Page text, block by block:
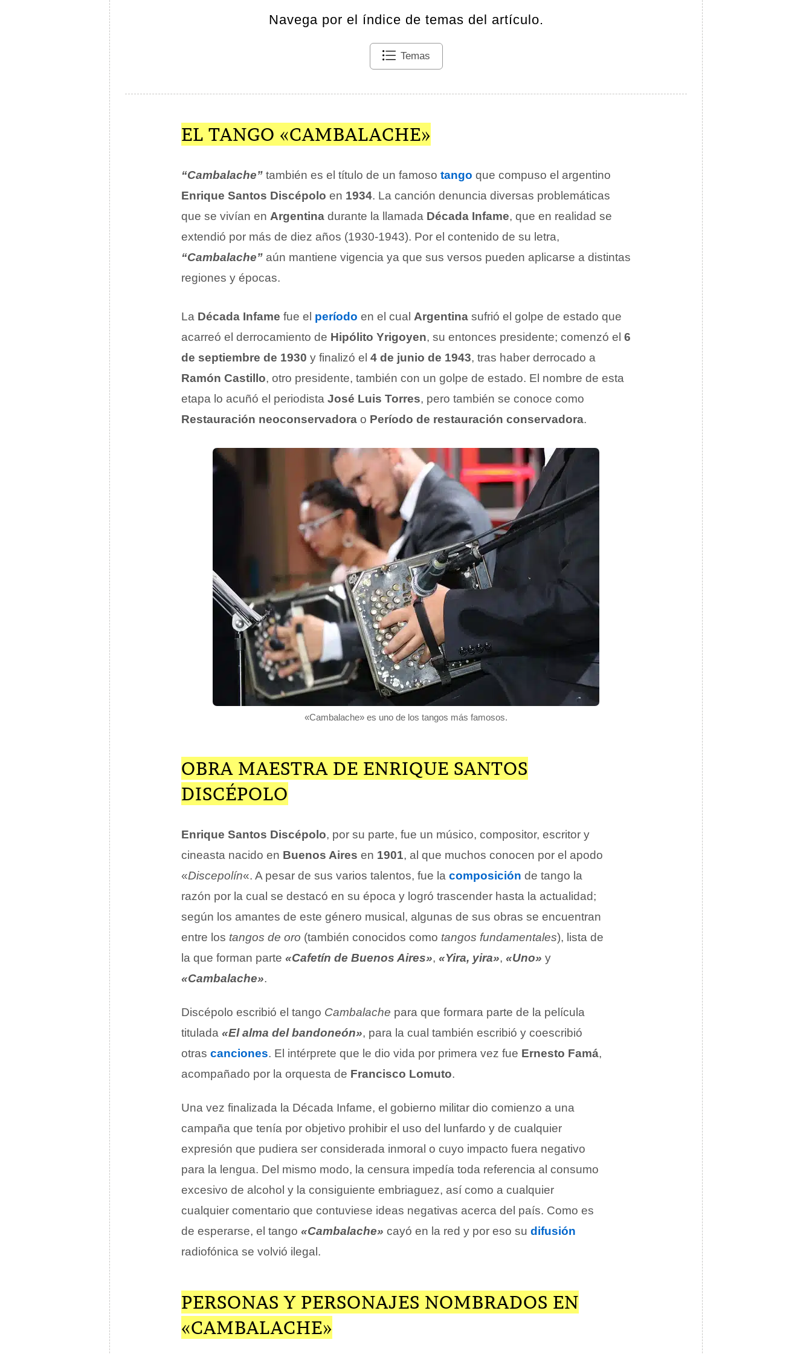
Navega por el índice de temas del artículo.
Temas
EL TANGO «CAMBALACHE»
“Cambalache” también es el título de un famoso tango que compuso el argentino
Enrique Santos Discépolo en 1934. La canción denuncia diversas problemáticas
que se vivían en Argentina durante la llamada Década Infame, que en realidad se
extendió por más de diez años (1930-1943). Por el contenido de su letra,
“Cambalache” aún mantiene vigencia ya que sus versos pueden aplicarse a distintas
regiones y épocas.
La Década Infame fue el período en el cual Argentina sufrió el golpe de estado que
acarreó el derrocamiento de Hipólito Yrigoyen, su entonces presidente; comenzó el 6
de septiembre de 1930 y finalizó el 4 de junio de 1943, tras haber derrocado a
Ramón Castillo, otro presidente, también con un golpe de estado. El nombre de esta
etapa lo acuñó el periodista José Luis Torres, pero también se conoce como
Restauración neoconservadora o Período de restauración conservadora.
«Cambalache» es uno de los tangos más famosos.
OBRA MAESTRA DE ENRIQUE SANTOS
DISCÉPOLO
Enrique Santos Discépolo, por su parte, fue un músico, compositor, escritor y
cineasta nacido en Buenos Aires en 1901, al que muchos conocen por el apodo
«Discepolín«. A pesar de sus varios talentos, fue la composición de tango la
razón por la cual se destacó en su época y logró trascender hasta la actualidad;
según los amantes de este género musical, algunas de sus obras se encuentran
entre los tangos de oro (también conocidos como tangos fundamentales), lista de
la que forman parte «Cafetín de Buenos Aires», «Yira, yira», «Uno» y
«Cambalache».
Discépolo escribió el tango Cambalache para que formara parte de la película
titulada «El alma del bandoneón», para la cual también escribió y coescribió
otras canciones. El intérprete que le dio vida por primera vez fue Ernesto Famá,
acompañado por la orquesta de Francisco Lomuto.
Una vez finalizada la Década Infame, el gobierno militar dio comienzo a una
campaña que tenía por objetivo prohibir el uso del lunfardo y de cualquier
expresión que pudiera ser considerada inmoral o cuyo impacto fuera negativo
para la lengua. Del mismo modo, la censura impedía toda referencia al consumo
excesivo de alcohol y la consiguiente embriaguez, así como a cualquier
cualquier comentario que contuviese ideas negativas acerca del país. Como es
de esperarse, el tango «Cambalache» cayó en la red y por eso su difusión
radiofónica se volvió ilegal.
PERSONAS Y PERSONAJES NOMBRADOS EN
«CAMBALACHE»